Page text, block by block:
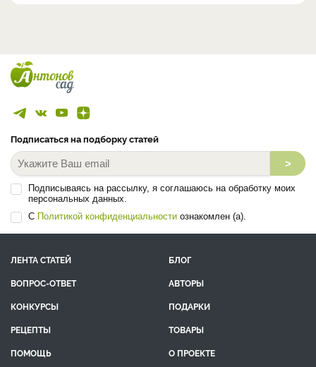
Подписаться на подборку статей
>
Подписываясь на рассылку, я соглашаюсь на обработку моих
персональных данных.
С Политикой конфиденциальности ознакомлен (а).
ЛЕНТА СТАТЕЙ
БЛОГ
ВОПРОС-ОТВЕТ
АВТОРЫ
КОНКУРСЫ
ПОДАРКИ
РЕЦЕПТЫ
ТОВАРЫ
ПОМОЩЬ
О ПРОЕКТЕ